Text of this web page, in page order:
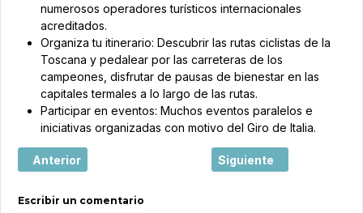
numerosos operadores turísticos internacionales
acreditados.
Organiza tu itinerario: Descubrir las rutas ciclistas de la
Toscana y pedalear por las carreteras de los
campeones, disfrutar de pausas de bienestar en las
capitales termales a lo largo de las rutas.
Participar en eventos: Muchos eventos paralelos e
iniciativas organizadas con motivo del Giro de Italia.
Artículo anterior: Costa Toscana: el escaparate natural
Anterior Artículo siguiente:
Siguiente
Escribir un comentario